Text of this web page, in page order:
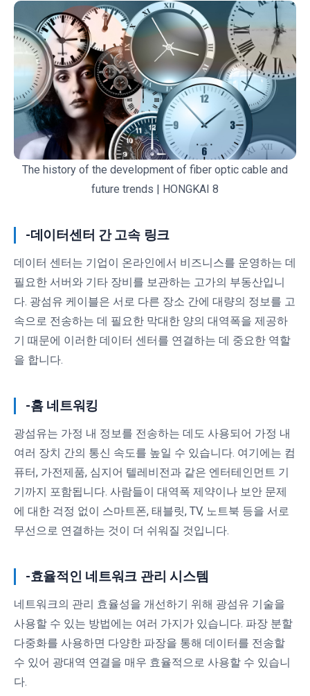
The history of the development of fiber optic cable and
future trends | HONGKAI 8
-데이터센터 간 고속 링크
데이터 센터는 기업이 온라인에서 비즈니스를 운영하는 데
필요한 서버와 기타 장비를 보관하는 고가의 부동산입니
다. 광섬유 케이블은 서로 다른 장소 간에 대량의 정보를 고
속으로 전송하는 데 필요한 막대한 양의 대역폭을 제공하
기 때문에 이러한 데이터 센터를 연결하는 데 중요한 역할
을 합니다.
-홈 네트워킹
광섬유는 가정 내 정보를 전송하는 데도 사용되어 가정 내
여러 장치 간의 통신 속도를 높일 수 있습니다. 여기에는 컴
퓨터, 가전제품, 심지어 텔레비전과 같은 엔터테인먼트 기
기까지 포함됩니다. 사람들이 대역폭 제약이나 보안 문제
에 대한 걱정 없이 스마트폰, 태블릿, TV, 노트북 등을 서로
무선으로 연결하는 것이 더 쉬워질 것입니다.
-효율적인 네트워크 관리 시스템
네트워크의 관리 효율성을 개선하기 위해 광섬유 기술을
사용할 수 있는 방법에는 여러 가지가 있습니다. 파장 분할
다중화를 사용하면 다양한 파장을 통해 데이터를 전송할
수 있어 광대역 연결을 매우 효율적으로 사용할 수 있습니
다.